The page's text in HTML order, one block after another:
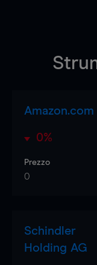
Amazon.com
0%
Prezzo
0
Schindler
Holding AG